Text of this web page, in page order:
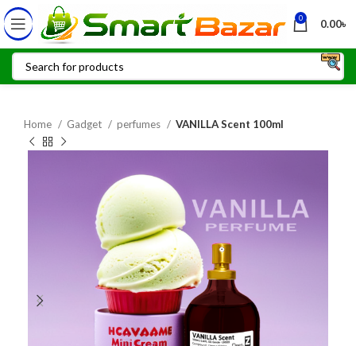
0 0.00৳
Home Gadget perfumes VANILLA Scent 100ml